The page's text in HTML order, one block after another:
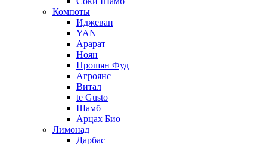
Компоты
Иджеван
YAN
Арарат
Ноян
Прошян Фуд
Агроянс
Витал
te Gusto
Шамб
Арцах Био
Лимонад
Дарбас